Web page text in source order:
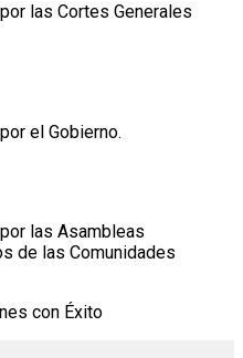
las Cortes Generales
el Gobierno.
las Asambleas
de las Comunidades
con Éxito